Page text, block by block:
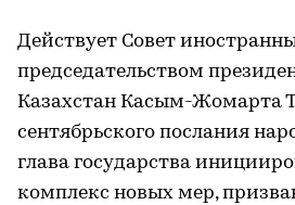
Действует Совет
председательством
Казахстан Касым-Жомарта
сентябрьского послания
глава государства
комплекс новых мер,